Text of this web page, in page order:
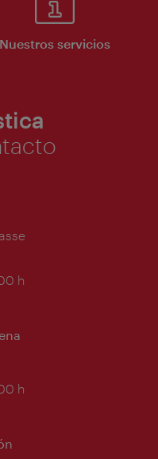
Nuestros servicios
h
h